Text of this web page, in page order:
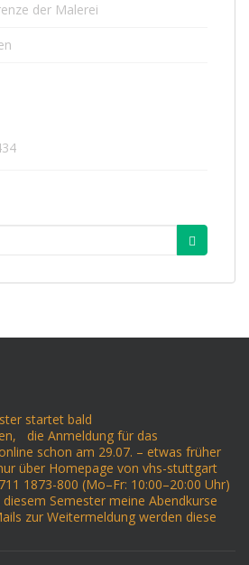
der Malerei
startet bald
die Anmeldung für das
schon am 29.07. – etwas früher
über Homepage von vhs-stuttgart
1873-800 (Mo–Fr: 10:00–20:00 Uhr)
Semester meine Abendkurse
zur Weitermeldung werden diese